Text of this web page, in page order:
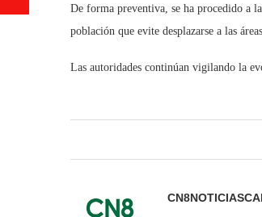
De forma preventiva, se ha procedido a
población que evite desplazarse a las
Las autoridades continúan vigilando la